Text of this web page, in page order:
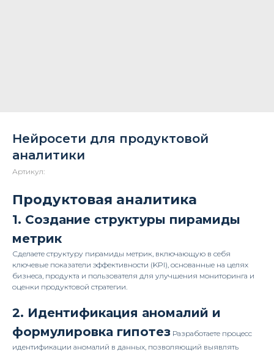
Нейросети для продуктовой
аналитики
Артикул:
Продуктовая аналитика
1. Создание структуры пирамиды
метрик
Сделаете структуру пирамиды метрик, включающую в себя
ключевые показатели эффективности (KPI), основанные на целях
бизнеса, продукта и пользователя для улучшения мониторинга и
оценки продуктовой стратегии.
2. Идентификация аномалий и
формулировка гипотез Разработаете процесс
идентификации аномалий в данных, позволяющий выявлять